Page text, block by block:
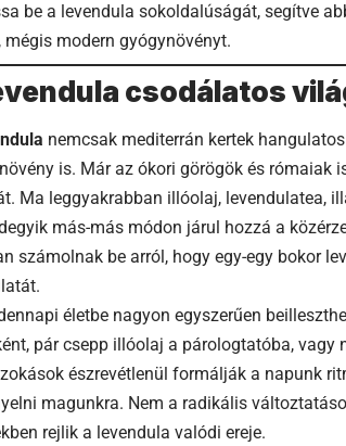
be a levendula sokoldalúságát, segítve
mégis modern gyógynövényt.
csodálatos
nemcsak mediterrán kertek
is. Már az ókori görögök és rómaiak
Ma leggyakrabban illóolaj, levendulatea,
más-más módon járul hozzá a
számolnak be arról, hogy egy-egy bokor
életbe nagyon egyszerűen
pár csepp illóolaj a párologtatóba,
észrevétlenül formálják a napunk
magunkra. Nem a radikális
rejlik a levendula valódi ereje.